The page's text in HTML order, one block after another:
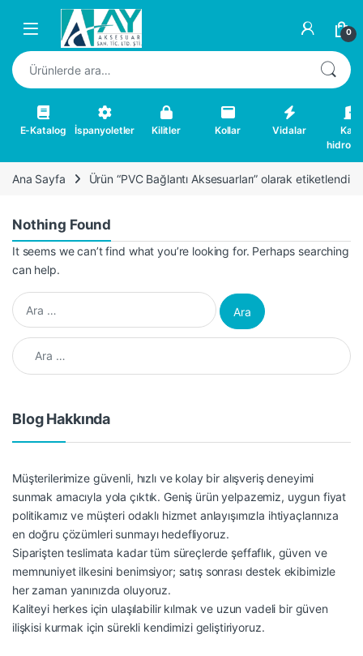
Skip to navigation
Skip to content
0
Ara:
E-Katalog İspanyoletler Kilitler Kollar Vidalar
Kapı
Ana Sayfa Ürün “PVC Bağlantı Aksesuarları” olarak etiketlendi
Nothing Found
It seems we can’t find what you’re looking for. Perhaps searching
can help.
Arama:
Arama:
Blog Hakkında
Müşterilerimize güvenli, hızlı ve kolay bir alışveriş deneyimi
sunmak amacıyla yola çıktık. Geniş ürün yelpazemiz, uygun fiyat
politikamız ve müşteri odaklı hizmet anlayışımızla ihtiyaçlarınıza
en doğru çözümleri sunmayı hedefliyoruz.
Siparişten teslimata kadar tüm süreçlerde şeffaflık, güven ve
memnuniyet ilkesini benimsiyor; satış sonrası destek ekibimizle
her zaman yanınızda oluyoruz.
Kaliteyi herkes için ulaşılabilir kılmak ve uzun vadeli bir güven
ilişkisi kurmak için sürekli kendimizi geliştiriyoruz.